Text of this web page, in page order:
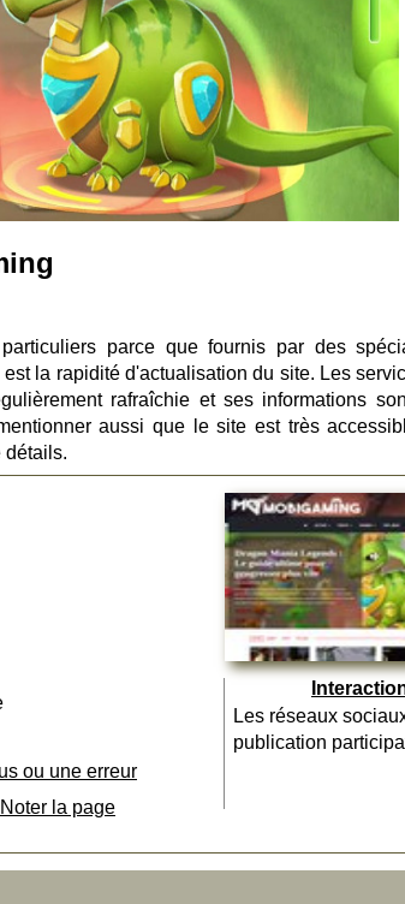
parce que fournis par des
la rapidité d'actualisation du site. Les
rafraîchie et ses informations
aussi que le site est très
détails.
ou une erreur
la page
Les réseaux
publication